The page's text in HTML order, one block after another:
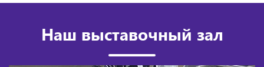
Наш выставочный зал